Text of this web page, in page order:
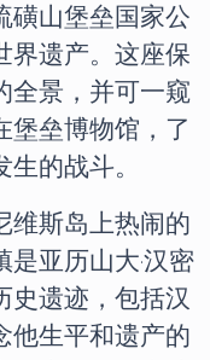
磺山堡垒国家公
界遗产。这座保
全景，并可一窥
堡垒博物馆，了
的战斗。
维斯岛上热闹的
亚历山大·汉密
史遗迹，包括汉
他生平和遗产的